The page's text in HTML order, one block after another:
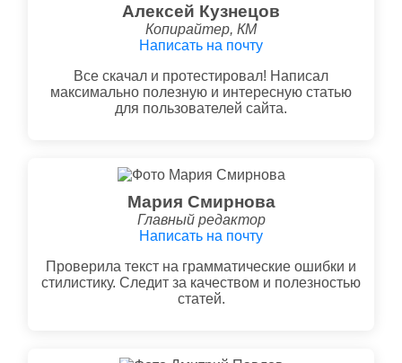
Алексей Кузнецов
Копирайтер, КМ
Написать на почту
Все скачал и протестировал! Написал
максимально полезную и интересную статью
для пользователей сайта.
Мария Смирнова
Главный редактор
Написать на почту
Проверила текст на грамматические ошибки и
стилистику. Следит за качеством и полезностью
статей.